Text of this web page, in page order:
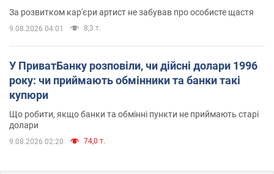
За розвитком кар'єри артист не забував про особисте щастя
9.08.2026 04:01 8,3 т.
У ПриватБанку розповіли, чи дійсні долари 1996
року: чи приймають обмінники та банки такі
купюри
Що робити, якщо банки та обмінні пункти не приймають старі
долари
9.08.2026 02:20 74,0 т.